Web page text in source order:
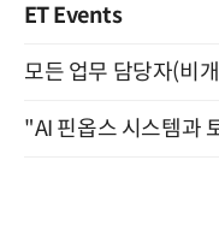
ET Events